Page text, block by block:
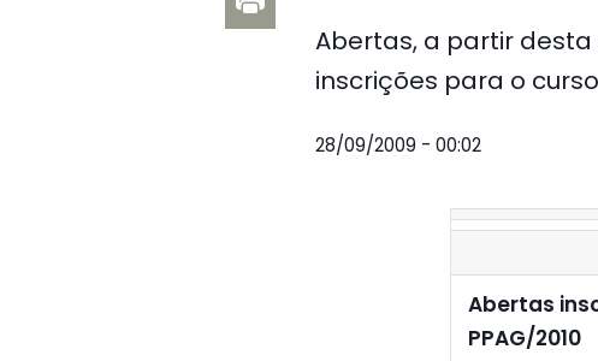
Abertas, a partir
inscrições para o
28/09/2009 - 00:02
Abertas
PPAG/2010